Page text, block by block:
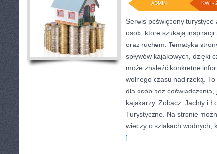
KWI -
ADMIN
Serwis poświęcony
osób, które szukają
oraz ruchem. Tematyka
spływów kajakowych, dzięki
może znaleźć konkretne
wolnego czasu nad rzeką.
dla osób bez
kajakarzy. Zobacz: Jachty i
Turystyczne. Na stronie
wiedzy o szlakach wodnych,
]